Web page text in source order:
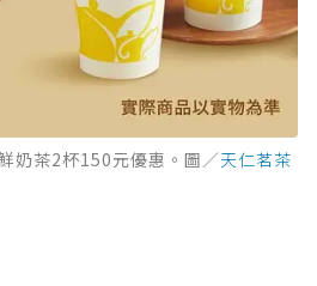
奶茶2杯150元優惠。圖／天仁茗茶